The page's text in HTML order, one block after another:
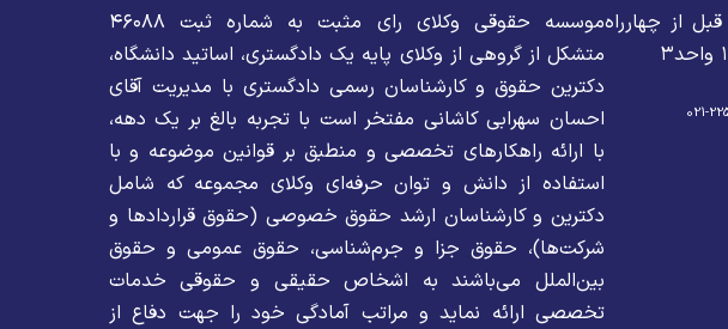
از چهارراه
021-
موسسه حقوقی وکلای رای مثبت به شماره ثبت ۴۶۰۸۸
متشکل از گروهی از وکلای پایه یک دادگستری، اساتید دانشگاه،
دکترین حقوق و کارشناسان رسمی دادگستری با مدیریت آقای
احسان سهرابی کاشانی مفتخر است با تجربه بالغ بر یک دهه،
با ارائه راهکارهای تخصصی و منطبق بر قوانین موضوعه و با
استفاده از دانش و توان حرفه‌ای وکلای مجموعه که شامل
دکترین و کارشناسان ارشد حقوق خصوصی (حقوق قراردادها و
شرکت‌ها)، حقوق جزا و جرم‌شناسی، حقوق عمومی و حقوق
بین‌الملل می‌باشند به اشخاص حقیقی و حقوقی خدمات
تخصصی ارائه نماید و مراتب آمادگی خود را جهت دفاع از